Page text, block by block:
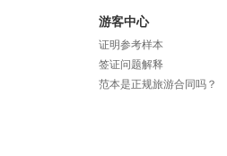
游客中心
证明参考样本
签证问题解释
范本是正规旅游合同吗？